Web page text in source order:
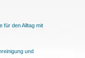
für den Alltag mit
und